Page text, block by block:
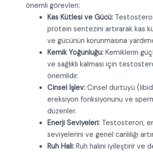
önemli görevleri:
Kas Kütlesi ve Gücü:
protein sentezini artırarak kas
ve gücünün korunmasına
Kemik Yoğunluğu:Kemiklerin
ve sağlıklı kalması için
önemlidir.
Cinsel İşlev:Cinsel dürtüyü
ereksiyon fonksiyonunu ve
düzenler.
Enerji Seviyeleri:Testosteron,
seviyelerini ve genel canlılığı
Ruh Hali:Ruh halini iyileştirir ve